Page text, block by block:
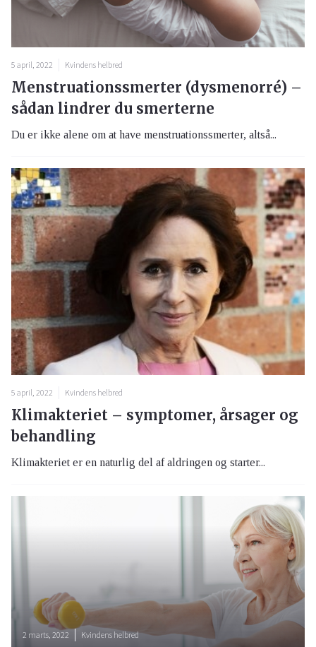
5 april, 2022 Kvindens helbred
Menstruationssmerter (dysmenorré) –
sådan lindrer du smerterne
Du er ikke alene om at have menstruationssmerter, altså...
5 april, 2022 Kvindens helbred
Klimakteriet – symptomer, årsager og
behandling
Klimakteriet er en naturlig del af aldringen og starter...
2 marts, 2022 Kvindens helbred